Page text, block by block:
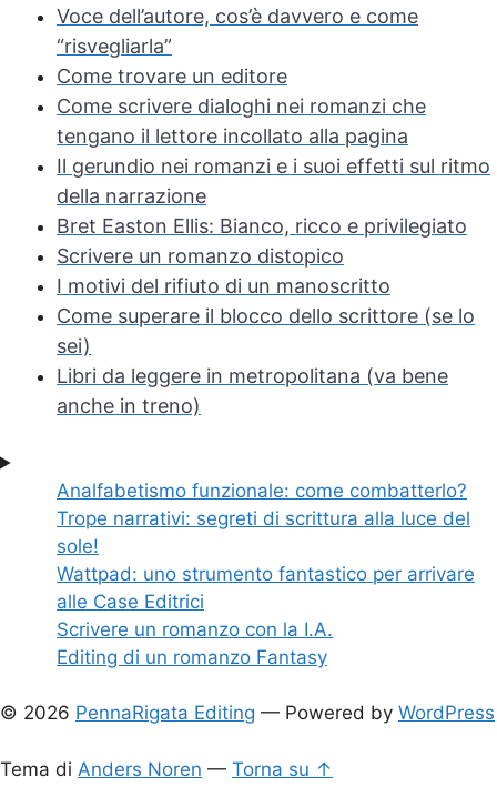
Voce dell’autore, cos’è davvero e come
“risvegliarla”
Come trovare un editore
Come scrivere dialoghi nei romanzi che
tengano il lettore incollato alla pagina
Il gerundio nei romanzi e i suoi effetti sul ritmo
della narrazione
Bret Easton Ellis: Bianco, ricco e privilegiato
Scrivere un romanzo distopico
I motivi del rifiuto di un manoscritto
Come superare il blocco dello scrittore (se lo
sei)
Libri da leggere in metropolitana (va bene
anche in treno)
Analfabetismo funzionale: come combatterlo?
Trope narrativi: segreti di scrittura alla luce del
sole!
Wattpad: uno strumento fantastico per arrivare
alle Case Editrici
Scrivere un romanzo con la I.A.
Editing di un romanzo Fantasy
© 2026 PennaRigata Editing — Powered by WordPress
Tema di Anders Noren — Torna su ↑